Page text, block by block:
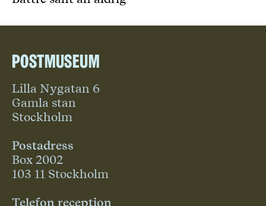
Postmuseum
Lilla Nygatan 6
Gamla stan
Stockholm
Postadress
Box 2002
103 11 Stockholm
Telefon reception